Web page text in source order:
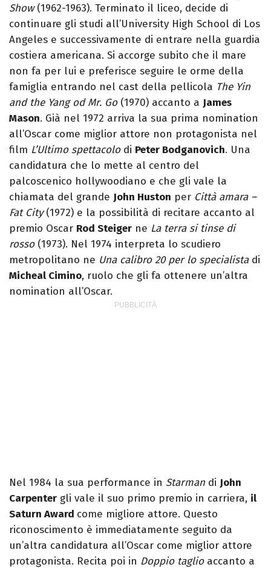
Show(1962-1963). Terminato il liceo, decide di
continuare gli studi all’University High School di Los
Angeles e successivamente di entrare nella guardia
costiera americana. Si accorge subito che il mare
non fa per lui e preferisce seguire le orme della
famiglia entrando nel cast della pellicola The Yin
and the Yang od Mr. Go(1970) accanto a James
Mason. Già nel 1972 arriva la sua prima nomination
all’Oscar come miglior attore non protagonista nel
film L’Ultimo spettacolodi Peter Bodganovich. Una
candidatura che lo mette al centro del
palcoscenico hollywoodiano e che gli vale la
chiamata del grande John Huston per Città amara –
Fat City(1972) e la possibilità di recitare accanto al
premio Oscar Rod Steiger ne La terra si tinse di
rosso(1973). Nel 1974 interpreta lo scudiero
metropolitano ne Una calibro 20 per lo specialistadi
Micheal Cimino, ruolo che gli fa ottenere un’altra
nomination all’Oscar.
Nel 1984 la sua performance in Starmandi John
Carpenter gli vale il suo primo premio in carriera, il
Saturn Award come migliore attore. Questo
riconoscimento è immediatamente seguito da
un’altra candidatura all’Oscar come miglior attore
protagonista. Recita poi in Doppio taglio accanto a